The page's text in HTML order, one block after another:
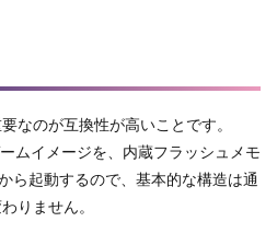
なのが互換性が高いことです。
ムイメージを、内蔵フラッシュメモ
ら起動するので、基本的な構造は通
りません。